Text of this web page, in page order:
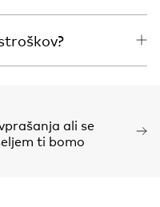
ali se
ti bomo